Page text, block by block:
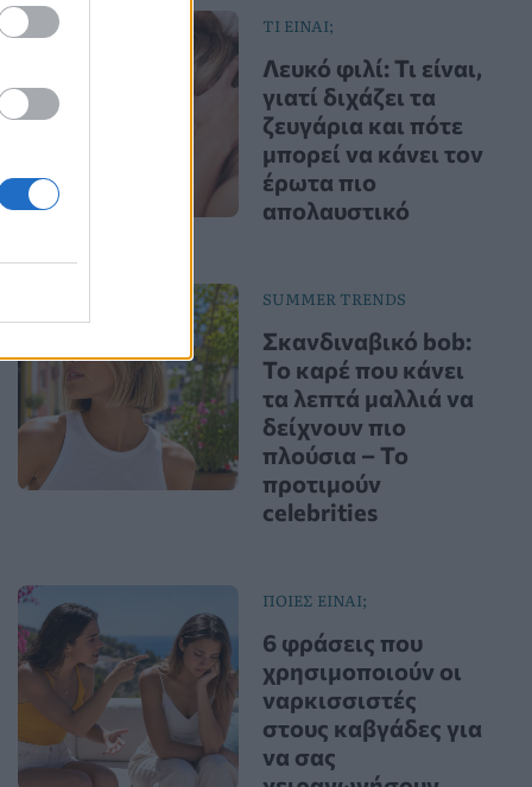
ΤΙ ΕΙΝΑΙ;
Λευκό φιλί: Τι είναι,
γιατί διχάζει τα
ζευγάρια και πότε
μπορεί να κάνει τον
έρωτα πιο
απολαυστικό
SUMMER TRENDS
Σκανδιναβικό bob:
Το καρέ που κάνει
τα λεπτά μαλλιά να
δείχνουν πιο
πλούσια – Το
προτιμούν
celebrities
ΠΟΙΕΣ ΕΙΝΑΙ;
6 φράσεις που
χρησιμοποιούν οι
ναρκισσιστές
στους καβγάδες για
να σας